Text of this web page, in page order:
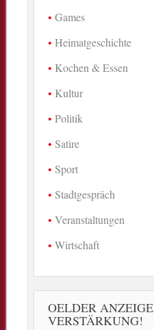
Games
Heimatgeschichte
Kochen & Essen
Kultur
Politik
Satire
Sport
Stadtgespräch
Veranstaltungen
Wirtschaft
OELDER
VERSTÄRKUNG!